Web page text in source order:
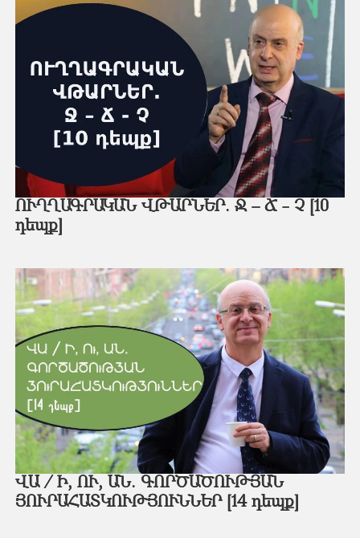
ՈՒՂՂԱԳՐԱԿԱՆ ՎԹԱՐՆԵՐ. Ջ – Ճ - Չ [10
դեպք]
ՎԱ / Ի, ՈՒ, ԱՆ. ԳՈՐԾԱԾՈՒԹՅԱՆ
ՅՈՒՐԱՀԱՏԿՈՒԹՅՈՒՆՆԵՐ [14 դեպք]